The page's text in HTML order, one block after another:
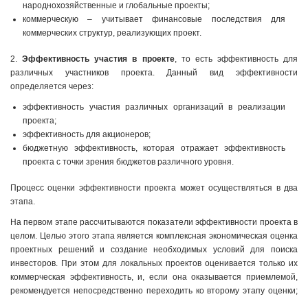
народнохозяйственные и глобальные проекты;
коммерческую – учитывает финансовые последствия для
коммерческих структур, реализующих проект.
2.Эффективность участия в проекте, то есть эффективность для
различных участников проекта. Данный вид эффективности
определяется через:
эффективность участия различных организаций в реализации
проекта;
эффективность для акционеров;
бюджетную эффективность, которая отражает эффективность
проекта с точки зрения бюджетов различного уровня.
Процесс оценки эффективности проекта может осуществляться в два
этапа.
Ha первом этапе рассчитываются показатели эффективности проекта в
целом. Целью этого этапа является комплексная экономическая оценка
проектных решений и создание необходимых условий для поиска
инвесторов. При этом для локальных проектов оценивается только их
коммерческая эффективность, и, если она оказывается приемлемой,
рекомендуется непосредственно переходить ко второму этапу оценки;